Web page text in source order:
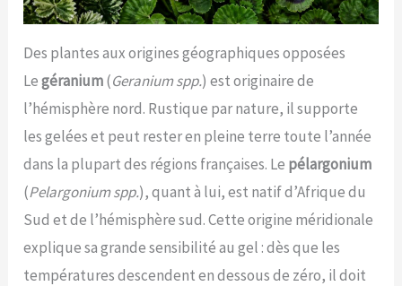
Des plantes aux origines géographiques opposées
Legéranium(Geranium spp.) est originaire de
l’hémisphère nord. Rustique par nature, il supporte
les gelées et peut rester en pleine terre toute l’année
dans la plupart des régions françaises. Le pélargonium
(Pelargonium spp.), quant à lui, est natif d’Afrique du
Sud et de l’hémisphère sud. Cette origine méridionale
explique sa grande sensibilité au gel : dès que les
températures descendent en dessous de zéro, il doit